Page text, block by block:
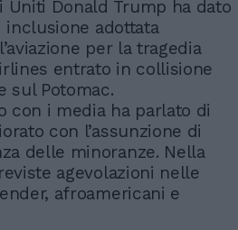
Uniti Donald Trump ha dato
adottata
per la tragedia
entrato in collisione
sul Potomac.
con i media ha parlato di
con l’assunzione di
delle minoranze. Nella
agevolazioni nelle
afroamericani e